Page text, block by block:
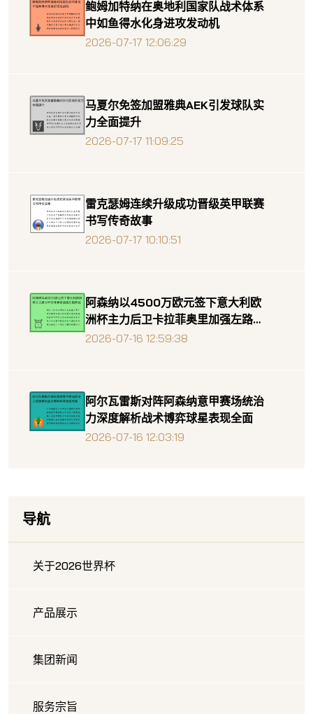
鲍姆加特纳在奥地利国家队战术体系
中如鱼得水化身进攻发动机
2026-07-17 12:06:29
马夏尔免签加盟雅典AEK引发球队实
力全面提升
2026-07-17 11:09:25
雷克瑟姆连续升级成功晋级英甲联赛
书写传奇故事
2026-07-17 10:10:51
阿森纳以4500万欧元签下意大利欧
洲杯主力后卫卡拉菲奥里加强左路防
线
2026-07-16 12:59:38
阿尔瓦雷斯对阵阿森纳意甲赛场统治
力深度解析战术博弈球星表现全面
2026-07-16 12:03:19
导航
关于2026世界杯
产品展示
集团新闻
服务宗旨